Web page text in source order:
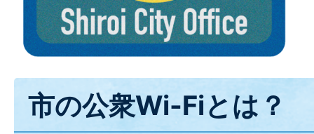
市の公衆Wi-Fiとは？